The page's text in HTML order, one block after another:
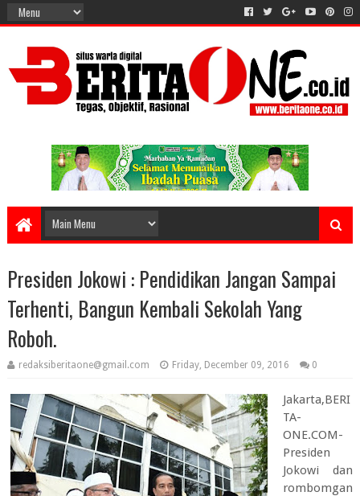
Presiden Jokowi : Pendidikan Jangan Sampai
Terhenti, Bangun Kembali Sekolah Yang
Roboh.
redaksiberitaone@gmail.com Friday, December 09, 2016 0
Jakarta,BERI
TA-
ONE.COM-
Presiden
Jokowi dan
rombomgan